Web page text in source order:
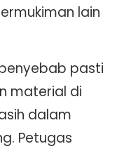
lain
pasti
material di
dalam
Petugas